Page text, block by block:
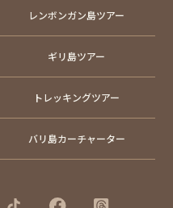
レンボンガン島ツアー
ギリ島ツアー
トレッキングツアー
バリ島カーチャーター